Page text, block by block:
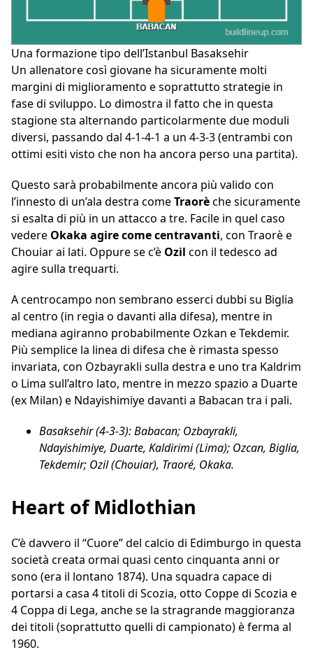
Una formazione tipo dell’Istanbul Basaksehir
Un allenatore così giovane ha sicuramente molti
margini di miglioramento e soprattutto strategie in
fase di sviluppo. Lo dimostra il fatto che in questa
stagione sta alternando particolarmente due moduli
diversi, passando dal 4-1-4-1 a un 4-3-3 (entrambi con
ottimi esiti visto che non ha ancora perso una partita).
Questo sarà probabilmente ancora più valido con
l’innesto di un’ala destra comeTraorèche sicuramente
si esalta di più in un attacco a tre. Facile in quel caso
vedere Okaka agire come centravanti, con Traorè e
Chouiar ai lati. Oppure se c’è Ozil con il tedesco ad
agire sulla trequarti.
A centrocampo non sembrano esserci dubbi su Biglia
al centro (in regia o davanti alla difesa), mentre in
mediana agiranno probabilmente Ozkan e Tekdemir.
Più semplice la linea di difesa che è rimasta spesso
invariata, con Ozbayrakli sulla destra e uno tra Kaldrim
o Lima sull’altro lato, mentre in mezzo spazio a Duarte
(ex Milan) e Ndayishimiye davanti a Babacan tra i pali.
Basaksehir (4-3-3): Babacan; Ozbayrakli,
Ndayishimiye, Duarte, Kaldirimi (Lima); Ozcan, Biglia,
Tekdemir; Ozil (Chouiar), Traoré, Okaka.
Heart of Midlothian
C’è davvero il “Cuore” del calcio di Edimburgo in questa
società creata ormai quasi cento cinquanta anni or
sono (era il lontano 1874). Una squadra capace di
portarsi a casa 4 titoli di Scozia, otto Coppe di Scozia e
4 Coppa di Lega, anche se la stragrande maggioranza
dei titoli (soprattutto quelli di campionato) è ferma al
1960.